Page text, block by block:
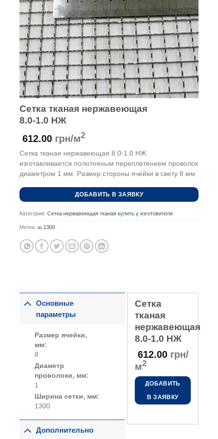
Сетка тканая нержавеющая
8.0-1.0 НЖ
612.00 грн/м2
Сетка тканая нержавеющая 8.0-1.0 НЖ
изготавливается полотняным переплетением проволок
диаметром 1 мм. Размер стороны ячейки в свету 8 мм
ДОБАВИТЬ В ЗАЯВКУ
Категория: Сетка нержавеющая тканая купить у изготовителя
Метка: ш.1300
Сетка
тканая
нержавеющая
8.0-1.0 НЖ
612.00грн/
м2
ДОБАВИТЬ
В ЗАЯВКУ
Основные
параметры
Размер ячейки,
мм:
8
Диаметр
проволоки, мм:
1
Ширина сетки, мм:
1300
Дополнительно